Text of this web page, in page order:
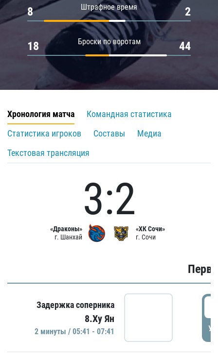
Штрафное время
8 2
Броски по воротам
18 44
Хронология матча
Командная статистика
Статистика игроков
Составы
Медиа
Текстовая трансляция
«Драконы»
г. Шанхай
3:2
«ХК Сочи»
г. Сочи
Задержка соперника
8.Ху Ян
2 минуты / 05:41 - 07:41